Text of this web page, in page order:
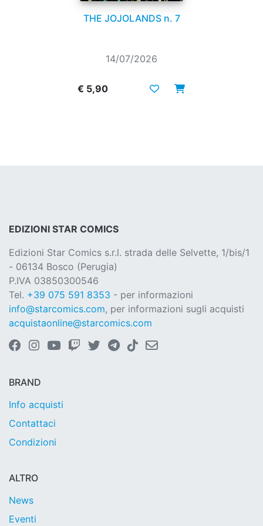
THE JOJOLANDS n. 7
14/07/2026
€ 5,90
EDIZIONI STAR COMICS
Edizioni Star Comics s.r.l. strada delle Selvette, 1/bis/1
- 06134 Bosco (Perugia)
P.IVA 03850300546
Tel. +39 075 591 8353 - per informazioni
info@starcomics.com, per informazioni sugli acquisti
acquistaonline@starcomics.com
BRAND
Info acquisti
Contattaci
Condizioni
ALTRO
News
Eventi